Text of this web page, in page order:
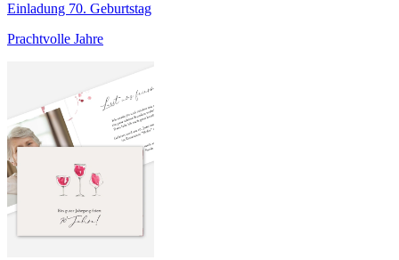
Einladung 70. Geburtstag
Prachtvolle Jahre